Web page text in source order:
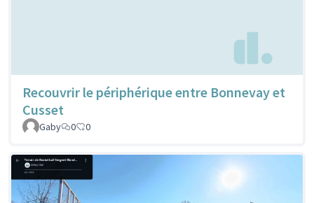
Recouvrir le périphérique entre Bonnevay et
Cusset
Gaby 0 0